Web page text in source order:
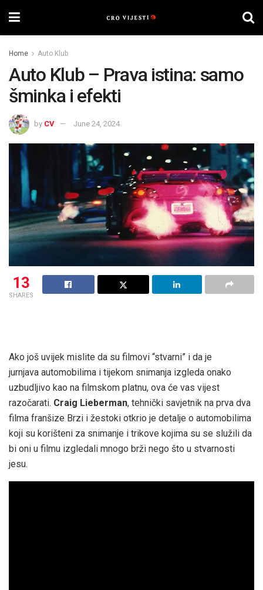
Home Auto Klub
Auto Klub – Prava istina: samo
šminka i efekti
by CV June 24, 2024
13
SHARES
Ako još uvijek mislite da su filmovi “stvarni” i da je
jurnjava automobilima i tijekom snimanja izgleda onako
uzbudljivo kao na filmskom platnu, ova će vas vijest
razočarati. Craig Lieberman, tehnički savjetnik na prva dva
filma franšize Brzi i žestoki otkrio je detalje o automobilima
koji su korišteni za snimanje i trikove kojima su se služili da
bi oni u filmu izgledali mnogo brži nego što u stvarnosti
jesu.